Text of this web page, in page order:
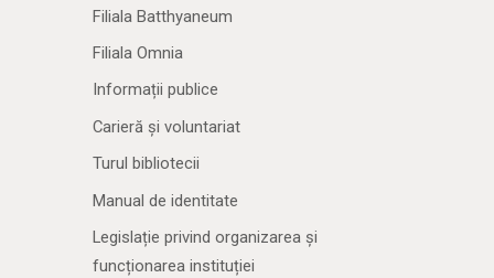
Filiala Batthyaneum
Filiala Omnia
Informații publice
Carieră și voluntariat
Turul bibliotecii
Manual de identitate
Legislație privind organizarea și
funcționarea instituției